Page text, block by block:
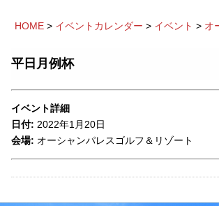
HOME > イベントカレンダー > イベント > オ
平日月例杯
イベント詳細
日付: 2022年1月20日
会場: オーシャンパレスゴルフ＆リゾート